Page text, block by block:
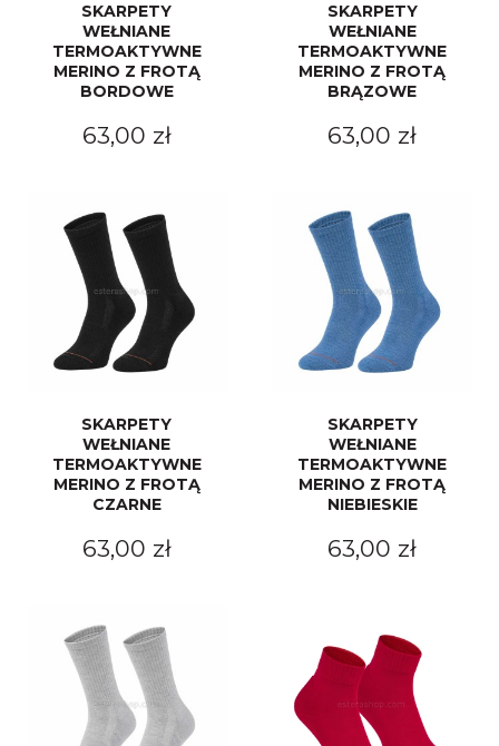
SKARPETY
WEŁNIANE
TERMOAKTYWNE
MERINO Z FROTĄ
BORDOWE
63,00 zł
SKARPETY
WEŁNIANE
TERMOAKTYWNE
MERINO Z FROTĄ
BRĄZOWE
63,00 zł
SKARPETY
WEŁNIANE
TERMOAKTYWNE
MERINO Z FROTĄ
CZARNE
63,00 zł
SKARPETY
WEŁNIANE
TERMOAKTYWNE
MERINO Z FROTĄ
NIEBIESKIE
63,00 zł